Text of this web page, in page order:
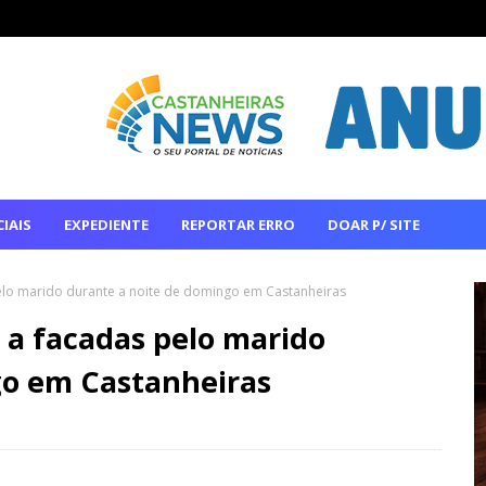
EXPEDIENTE REPORTAR ERRO DOAR P/ SITE
marido durante a noite de domingo em Castanheiras
facadas pelo marido
em Castanheiras